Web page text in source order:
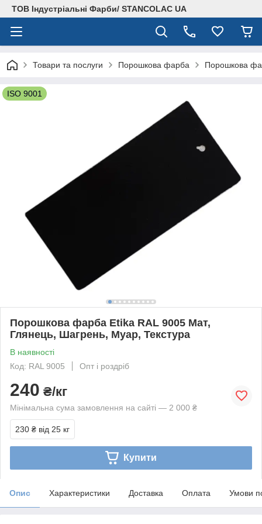
ТОВ Індустріальні Фарби/ STANCOLAC UA
Товари та послуги Порошкова фарба Порошкова
ISO 9001
Порошкова фарба Etika RAL 9005 Мат,
Глянець, Шагрень, Муар, Текстура
В наявності
Код: RAL 9005
Опт і роздріб
240 ₴/кг
Мінімальна сума замовлення на сайті — 2 000 ₴
230 ₴ від 25 кг
Купити
Опис Характеристики Доставка Оплата Умови